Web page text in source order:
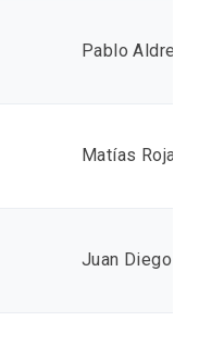
Pablo Aldrete
Matías Rojas
Juan Diego